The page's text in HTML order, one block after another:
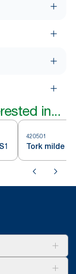
in...
420501
Tork milde